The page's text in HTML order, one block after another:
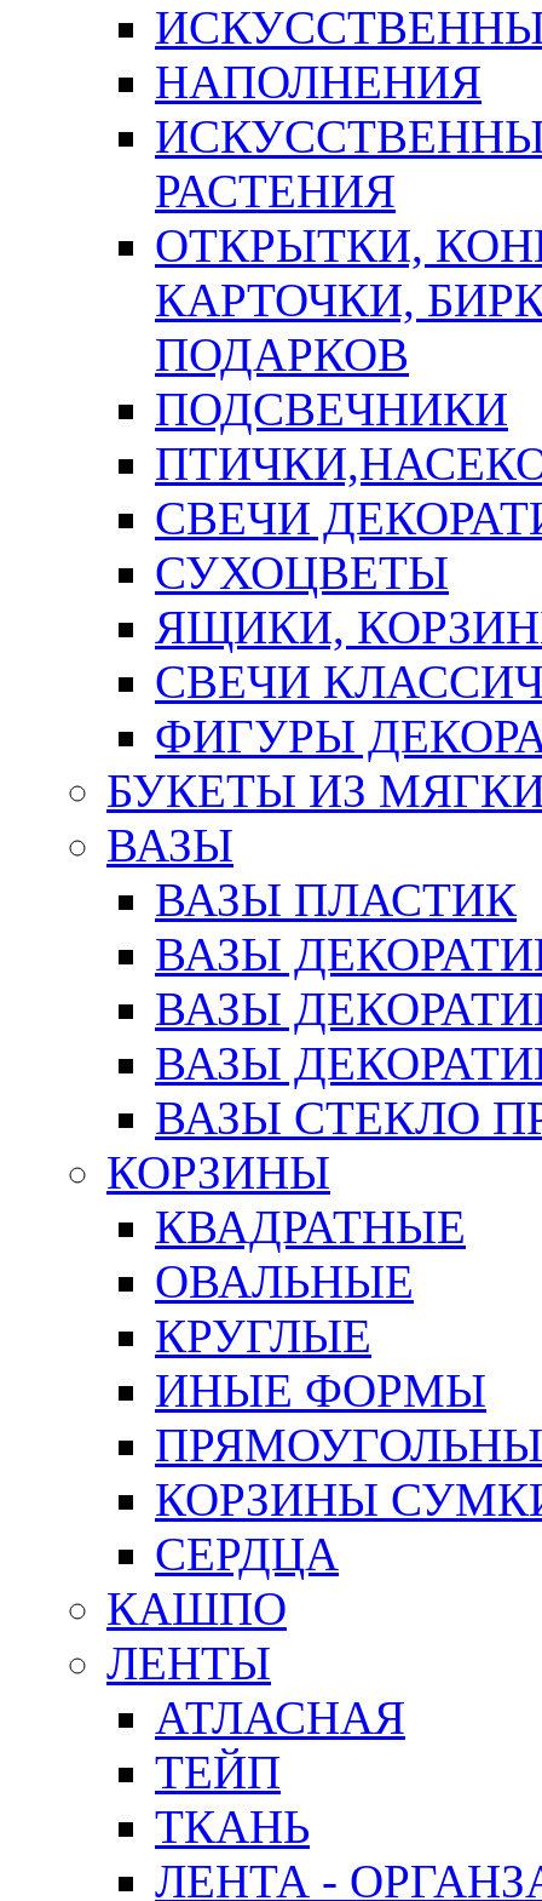
НАПОЛНЕНИЯ
РАСТЕНИЯ
ОТКРЫТКИ,
КАРТОЧКИ,
ПОДАРКОВ
ПОДСВЕЧНИКИ
СВЕЧИ
СУХОЦВЕТЫ
ЯЩИКИ,
СВЕЧИ
ФИГУРЫ
БУКЕТЫ ИЗ
ВАЗЫ
ВАЗЫ ПЛАСТИК
ВАЗЫ
ВАЗЫ
ВАЗЫ
ВАЗЫ СТЕКЛО
КОРЗИНЫ
КВАДРАТНЫЕ
ОВАЛЬНЫЕ
КРУГЛЫЕ
ИНЫЕ ФОРМЫ
КОРЗИНЫ
СЕРДЦА
КАШПО
ЛЕНТЫ
АТЛАСНАЯ
ТЕЙП
ТКАНЬ
ЛЕНТА -